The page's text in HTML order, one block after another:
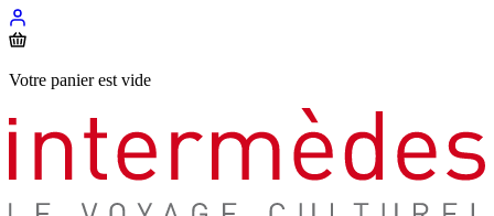
Votre panier est vide